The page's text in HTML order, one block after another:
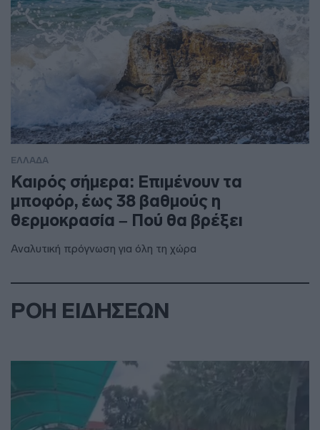
ΕΛΛΑΔΑ
Καιρός σήμερα: Επιμένουν τα
μποφόρ, έως 38 βαθμούς η
θερμοκρασία – Πού θα βρέξει
Αναλυτική πρόγνωση για όλη τη χώρα
ΡΟΗ ΕΙΔΗΣΕΩΝ